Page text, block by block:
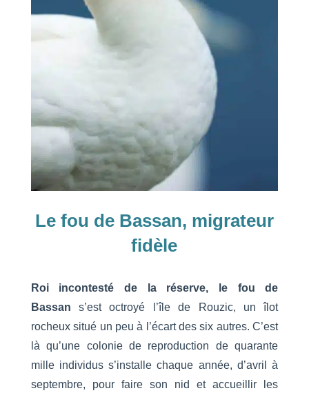
Le fou de Bassan, migrateur
fidèle
Roi incontesté de la réserve, le fou de
Bassan s’est octroyé l’île de Rouzic, un îlot
rocheux situé un peu à l’écart des six autres. C’est
là qu’une colonie de reproduction de quarante
mille individus s’installe chaque année, d’avril à
septembre, pour faire son nid et accueillir les